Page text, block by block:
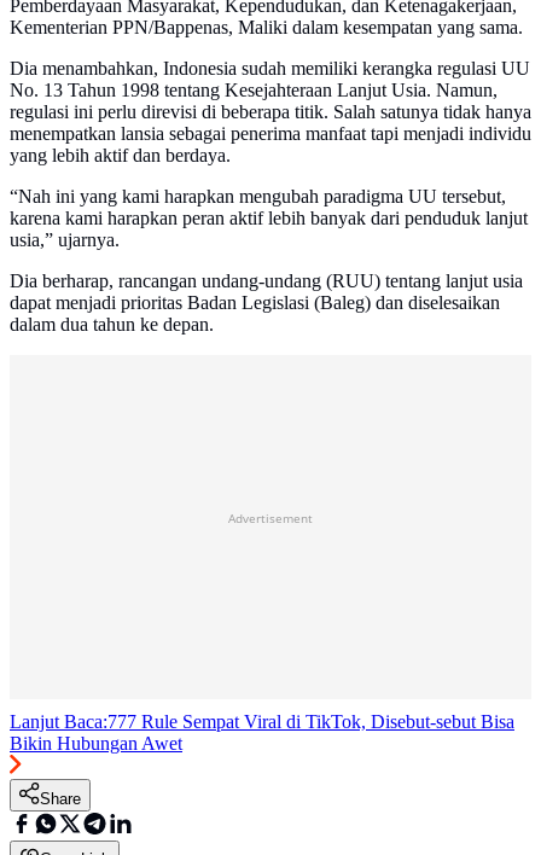
Pemberdayaan Masyarakat, Kependudukan, dan Ketenagakerjaan,
Kementerian PPN/Bappenas, Maliki dalam kesempatan yang sama.
Dia menambahkan, Indonesia sudah memiliki kerangka regulasi UU
No. 13 Tahun 1998 tentang Kesejahteraan Lanjut Usia. Namun,
regulasi ini perlu direvisi di beberapa titik. Salah satunya tidak hanya
menempatkan lansia sebagai penerima manfaat tapi menjadi individu
yang lebih aktif dan berdaya.
“Nah ini yang kami harapkan mengubah paradigma UU tersebut,
karena kami harapkan peran aktif lebih banyak dari penduduk lanjut
usia,” ujarnya.
Dia berharap, rancangan undang-undang (RUU) tentang lanjut usia
dapat menjadi prioritas Badan Legislasi (Baleg) dan diselesaikan
dalam dua tahun ke depan.
Advertisement
Lanjut Baca:777 Rule Sempat Viral di TikTok, Disebut-sebut Bisa
Bikin Hubungan Awet
Share